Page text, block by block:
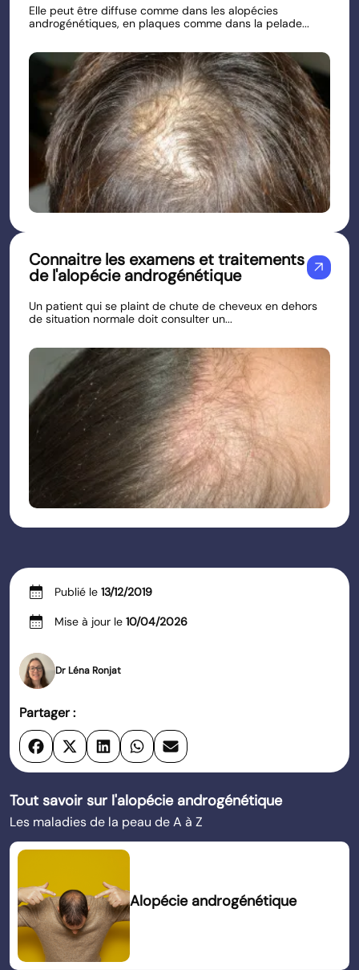
Elle peut être diffuse comme dans les alopécies
androgénétiques, en plaques comme dans la pelade...
Connaitre les examens et traitements
de l'alopécie androgénétique arrow_outward
Un patient qui se plaint de chute de cheveux en dehors
de situation normale doit consulter un...
calendar_month Publié le 13/12/2019
calendar_month Mise à jour le 10/04/2026
Dr Léna Ronjat
Partager :
Tout savoir sur l'alopécie androgénétique
Les maladies de la peau de A à Z
Alopécie androgénétique